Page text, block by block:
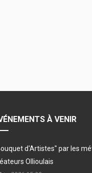
À VENIR
d'Artistes" par les
Ollioulais